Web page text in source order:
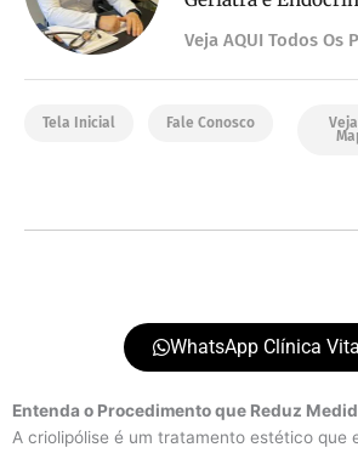
Veja AQUI Todos Os
Tela Inicial Fale Conosco
WhatsApp Clínica
Entenda o Procedimento que Reduz
A criolipólise é um tratamento estético que